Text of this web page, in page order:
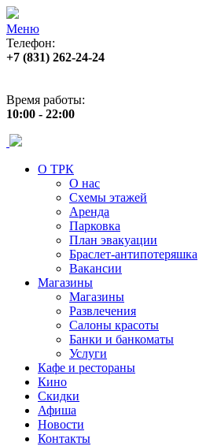
Меню
Телефон:
+7 (831) 262-24-24
Время работы:
10:00 - 22:00
О ТРК
О нас
Схемы этажей
Аренда
Парковка
План эвакуации
Браслет-антипотеряшка
Вакансии
Магазины
Магазины
Развлечения
Салоны красоты
Банки и банкоматы
Услуги
Кафе и рестораны
Кино
Скидки
Афиша
Новости
Контакты